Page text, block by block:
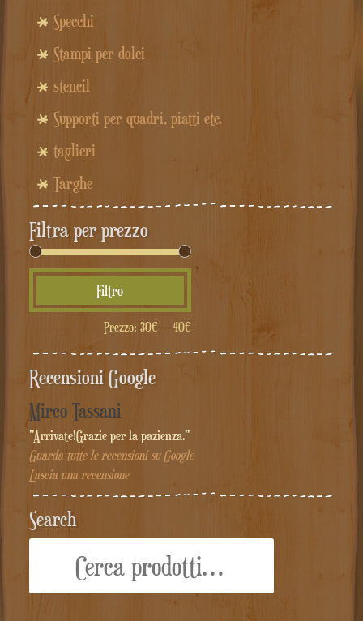
Specchi
Stampi per dolci
stencil
Supporti per quadri, piatti etc.
taglieri
Targhe
Filtra per prezzo
Min
Max
Filtro
Prezzo: 30€— 40€
Recensioni Google
Mirco Tassani
"Arrivate!Grazie per la pazienza."
Guarda tutte le recensioni su Google
Lascia una recensione
Search